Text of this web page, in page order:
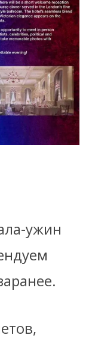
ужин